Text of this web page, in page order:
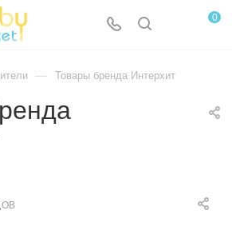
0
— Товары бренда Интерхит